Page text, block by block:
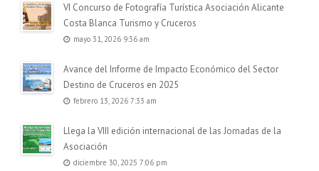
VI Concurso de Fotografía Turística Asociación Alicante
Costa Blanca Turismo y Cruceros
mayo 31, 2026 9:36 am
Avance del Informe de Impacto Económico del Sector
Destino de Cruceros en 2025
febrero 13, 2026 7:33 am
Llega la VIII edición internacional de las Jornadas de la
Asociación
diciembre 30, 2025 7:06 pm